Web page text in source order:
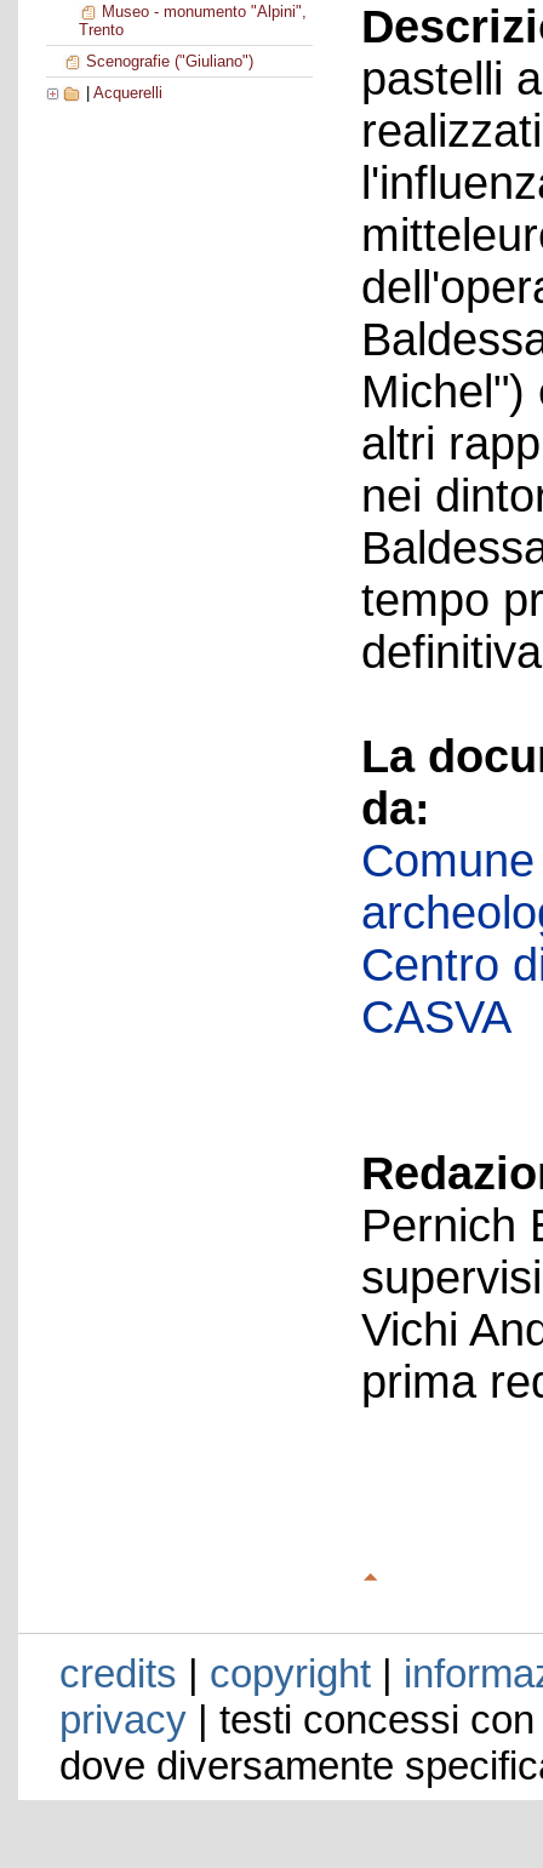
Museo - monumento "Alpini",
Trento
Scenografie ("Giuliano")
Acquerelli
pastelli
Michel")
altri
nei
tempo
La
da:
Centro
CASVA
Pernich
Vichi
prima
credits | copyright|
privacy| testi concessi
dove diversamente